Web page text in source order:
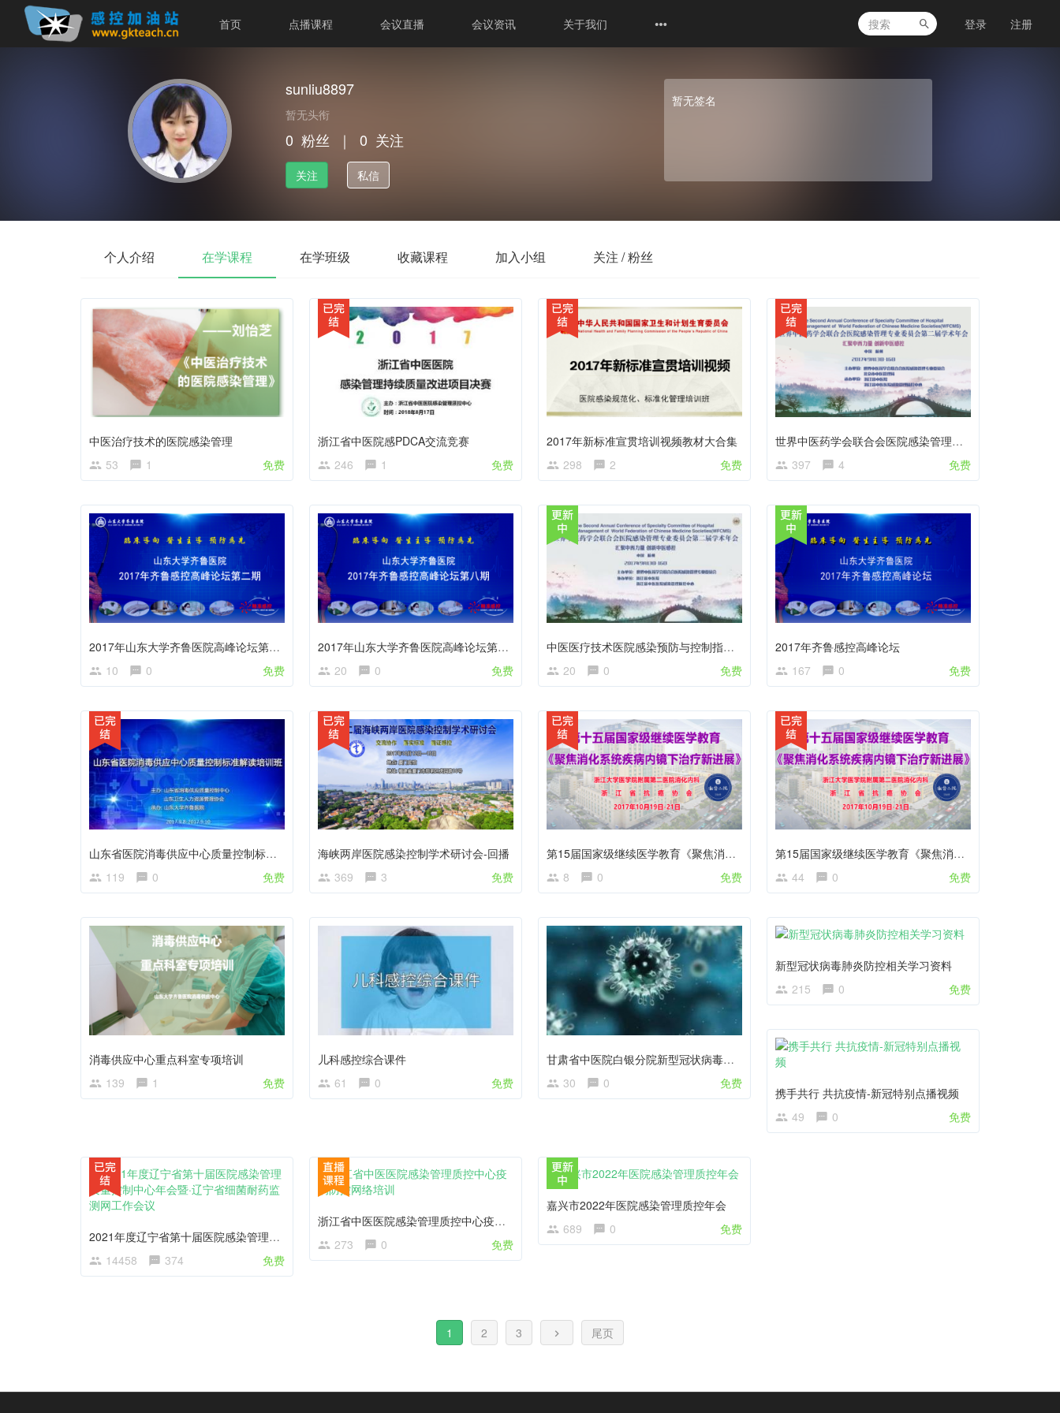
首页 点播课程 会议直播 会议资讯 关于我们 登录 注册
sunliu8897
暂无头衔
0 粉丝 ｜ 0 关注
关注 私信
暂无签名
个人介绍 在学课程 在学班级 收藏课程 加入小组 关注 / 粉丝
中医治疗技术的医院感染管理
53
1 免费
浙江省中医院感PDCA交流竞赛
246
1 免费
2017年新标准宣贯培训视频教材大合集
298
2 免费
世界中医药学会联合会医院感染管理专业委员会第二届学术年会
397
4 免费
2017年山东大学齐鲁医院高峰论坛第2期
10
0 免费
2017年山东大学齐鲁医院高峰论坛第8期
20
0 免费
中医医疗技术医院感染预防与控制指南、等级医院评审标准解读
20
0 免费
2017年齐鲁感控高峰论坛
167
0 免费
山东省医院消毒供应中心质量控制标准解读培训班
119
0 免费
海峡两岸医院感染控制学术研讨会-回播
369
3 免费
第15届国家级继续医学教育《聚焦消化系统疾病内镜下治疗新进展》— 回播
8
0 免费
第15届国家级继续医学教育《聚焦消化系统疾病内镜下治疗新进展》— 回播
44
0 免费
消毒供应中心重点科室专项培训
139
1 免费
儿科感控综合课件
61
0 免费
甘肃省中医院白银分院新型冠状病毒感染肺炎防控知识考试
30
0 免费
新型冠状病毒肺炎防控相关学习资料
215
0 免费
携手共行 共抗疫情-新冠特别点播视频
49
0 免费
2021年度辽宁省第十届医院感染管理质量控制中心年会暨·辽宁省细菌耐药监测网工作会议
14458
374 免费
浙江省中医医院感染管理质控中心疫病防控网络培训
273
0 免费
嘉兴市2022年医院感染管理质控年会
689
0 免费
1 2 3 尾页